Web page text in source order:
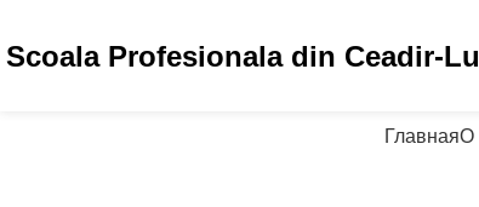
Scoala Profesionala din Ceadir-
ГлавнаяО